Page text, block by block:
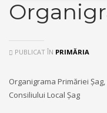
PUBLICAT ÎN PRIMĂRIA
Organigrama Primăriei
Consiliului Local Șag